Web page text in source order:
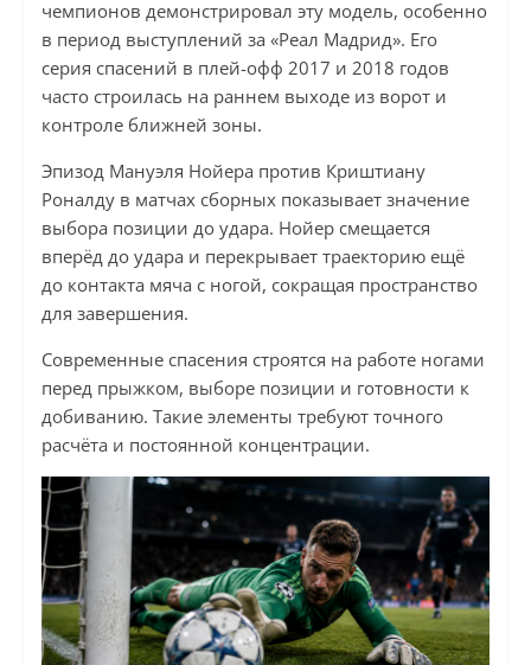
чемпионов демонстрировал эту модель, особенно
в период выступлений за «Реал Мадрид». Его
серия спасений в плей-офф 2017 и 2018 годов
часто строилась на раннем выходе из ворот и
контроле ближней зоны.
Эпизод Мануэля Нойера против Криштиану
Роналду в матчах сборных показывает значение
выбора позиции до удара. Нойер смещается
вперёд до удара и перекрывает траекторию ещё
до контакта мяча с ногой, сокращая пространство
для завершения.
Современные спасения строятся на работе ногами
перед прыжком, выборе позиции и готовности к
добиванию. Такие элементы требуют точного
расчёта и постоянной концентрации.